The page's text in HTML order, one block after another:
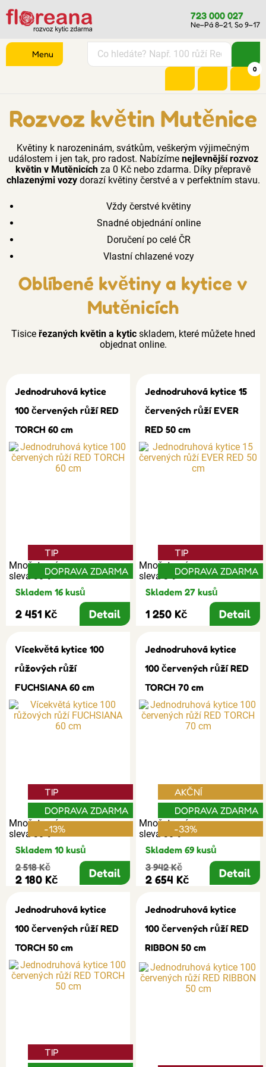
723 000 027
Ne–Pá 8–21, So 9–17
0
Menu
Rozvoz květin Mutěnice
Květiny k narozeninám, svátkům, veškerým výjimečným
událostem i jen tak, pro radost. Nabízíme nejlevnější rozvoz
květin v Mutěnicích za 0 Kč nebo zdarma. Díky přepravě
chlazenými vozydorazí květiny čerstvé a v perfektním stavu.
Vždy čerstvé květiny
Snadné objednání online
Doručení po celé ČR
Vlastní chlazené vozy
Oblíbené květiny a kytice v
Mutěnicích
Tisice řezaných květin a kyticskladem, které můžete hned
objednat online.
Jednodruhová kytice
100 červených růží RED
TORCH 60 cm
Množstevní
sleva 30%
TIP
DOPRAVA ZDARMA
Skladem 16 kusů
2 451 Kč Detail
Jednodruhová kytice 15
červených růží EVER
RED 50 cm
Množstevní
sleva 3%
TIP
DOPRAVA ZDARMA
Skladem 27 kusů
1 250 Kč Detail
Vícekvětá kytice 100
růžových růží
FUCHSIANA 60 cm
Množstevní
sleva 30%
TIP
DOPRAVA ZDARMA
-13%
Skladem 10 kusů
2 518 Kč
2 180 Kč Detail
Jednodruhová kytice
100 červených růží RED
TORCH 70 cm
Množstevní
sleva 30%
AKČNÍ
DOPRAVA ZDARMA
-33%
Skladem 69 kusů
3 942 Kč
2 654 Kč Detail
Jednodruhová kytice
100 červených růží RED
TORCH 50 cm
TIP
Jednodruhová kytice
100 červených růží RED
RIBBON 50 cm